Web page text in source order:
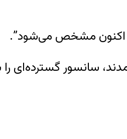
سانسور گسترده‌ای را